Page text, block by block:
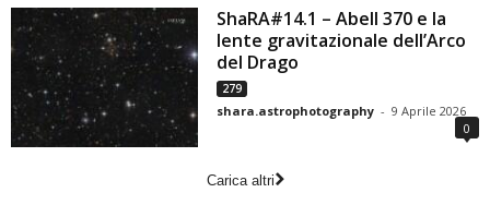
ShaRA#14.1 – Abell 370 e la
lente gravitazionale dell’Arco
del Drago
279
shara.astrophotography - 9 Aprile 2026
0
Carica altri